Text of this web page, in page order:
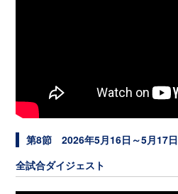
第8節 2026年5月16日～5月17日
全試合ダイジェスト